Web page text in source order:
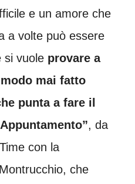
e un amore che
a volte può essere
si vuole provare a
mai fatto
punta a fare il
, da
con la
che